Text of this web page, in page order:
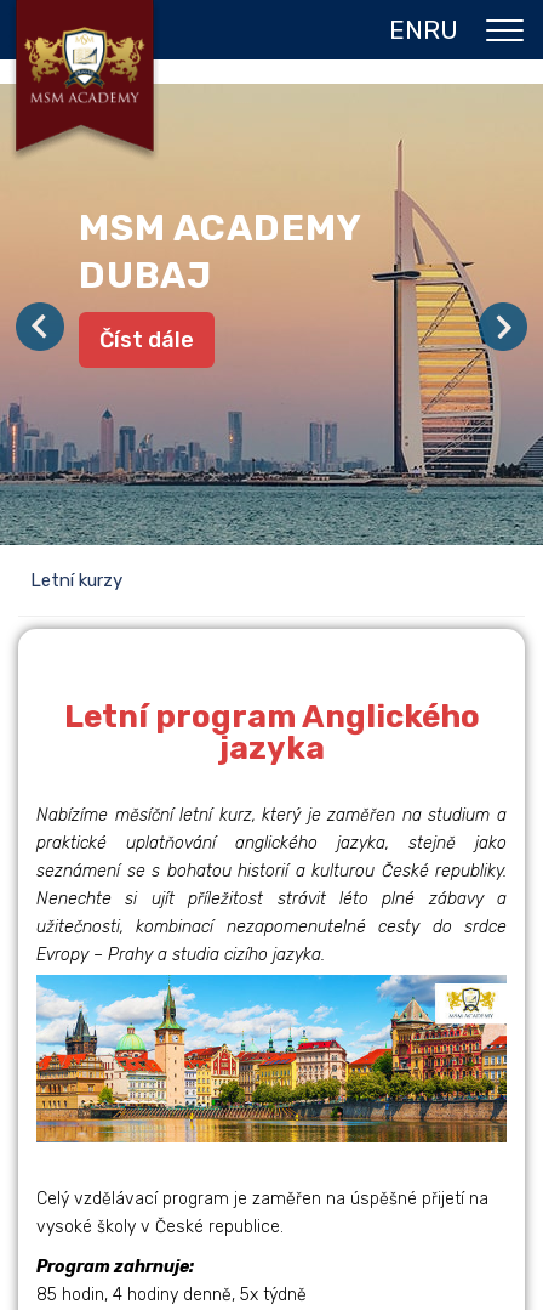
ENRU
O NÁS
DVOJITÝ DIPLOM
GALERIE
REFERENCE
KONTAKT
MSM ACADEMY
DUBAJ
Číst dále
STUDIUM V
Číst dále
Letní kurzy
Letní program Anglického
jazyka
Nabízíme měsíční letní kurz, který je zaměřen na studium a
praktické uplatňování anglického jazyka, stejně jako
seznámení se s bohatou historií a kulturou České republiky.
Nenechte si ujít příležitost strávit léto plné zábavy a
užitečnosti, kombinací nezapomenutelné cesty do srdce
Evropy – Prahy a studia cizího jazyka.
Celý vzdělávací program je zaměřen na úspěšné přijetí na
vysoké školy v České republice.
Program zahrnuje:
85 hodin, 4 hodiny denně, 5x týdně